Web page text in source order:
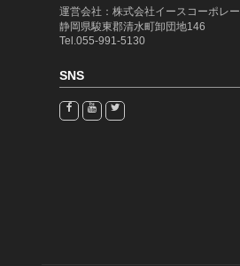
運営会社：株式会社イースコーポレ
静岡県駿東郡清水町卸団地146
Tel.055-991-5130
SNS